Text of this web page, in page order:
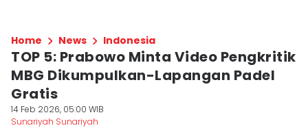
Home News Indonesia
TOP 5: Prabowo Minta Video Pengkritik
MBG Dikumpulkan-Lapangan Padel
Gratis
14 Feb 2026, 05:00 WIB
Sunariyah Sunariyah